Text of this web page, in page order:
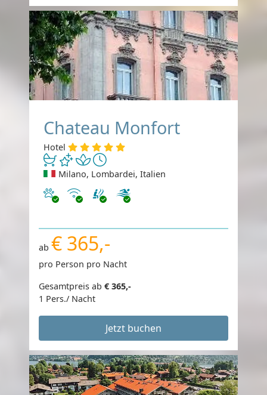
Chateau Monfort
Hotel
Milano, Lombardei, Italien
Haustiere erlaubt
Internet
ab € 365,-
pro Person pro Nacht
Gesamtpreis ab € 365,-
1 Pers./ Nacht
Jetzt buchen